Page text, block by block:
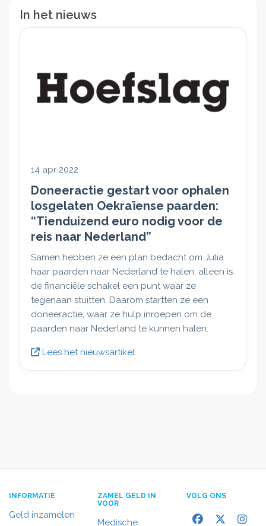
In het nieuws
14 apr 2022
Doneeractie gestart voor ophalen
losgelaten Oekraïense paarden:
“Tienduizend euro nodig voor de
reis naar Nederland”
Samen hebben ze een plan bedacht om Julia
haar paarden naar Nederland te halen, alleen is
de financiële schakel een punt waar ze
tegenaan stuitten. Daarom startten ze een
doneeractie, waar ze hulp inroepen om de
paarden naar Nederland te kunnen halen.
Lees het nieuwsartikel
INFORMATIE
Geld inzamelen
ZAMEL GELD IN
VOOR
Medische
VOLG ONS